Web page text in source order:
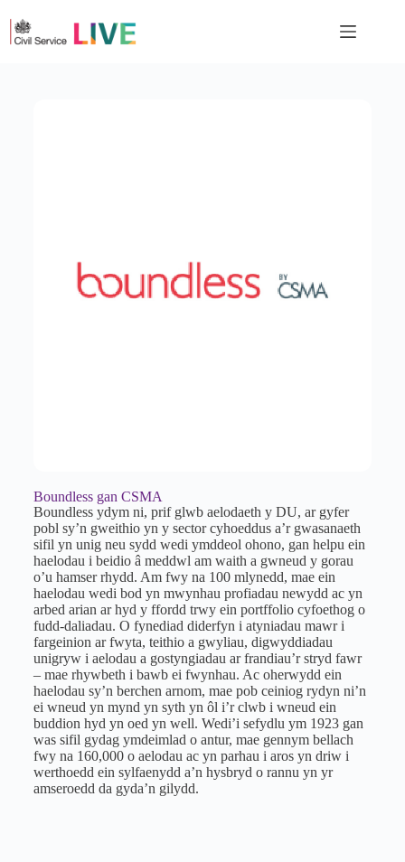
Boundless gan CSMA
Boundless ydym ni, prif glwb aelodaeth y DU, ar gyfer
pobl sy’n gweithio yn y sector cyhoeddus a’r gwasanaeth
sifil yn unig neu sydd wedi ymddeol ohono, gan helpu ein
haelodau i beidio â meddwl am waith a gwneud y gorau
o’u hamser rhydd. Am fwy na 100 mlynedd, mae ein
haelodau wedi bod yn mwynhau profiadau newydd ac yn
arbed arian ar hyd y ffordd trwy ein portffolio cyfoethog o
fudd-daliadau. O fynediad diderfyn i atyniadau mawr i
fargeinion ar fwyta, teithio a gwyliau, digwyddiadau
unigryw i aelodau a gostyngiadau ar frandiau’r stryd fawr
– mae rhywbeth i bawb ei fwynhau. Ac oherwydd ein
haelodau sy’n berchen arnom, mae pob ceiniog rydyn ni’n
ei wneud yn mynd yn syth yn ôl i’r clwb i wneud ein
buddion hyd yn oed yn well. Wedi’i sefydlu ym 1923 gan
was sifil gydag ymdeimlad o antur, mae gennym bellach
fwy na 160,000 o aelodau ac yn parhau i aros yn driw i
werthoedd ein sylfaenydd a’n hysbryd o rannu yn yr
amseroedd da gyda’n gilydd.